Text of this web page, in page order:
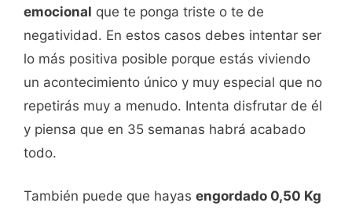
emocional que te ponga triste o te de
negatividad. En estos casos debes intentar ser
lo más positiva posible porque estás viviendo
un acontecimiento único y muy especial que no
repetirás muy a menudo. Intenta disfrutar de él
y piensa que en 35 semanas habrá acabado
todo.
También puede que hayas engordado 0,50 Kg